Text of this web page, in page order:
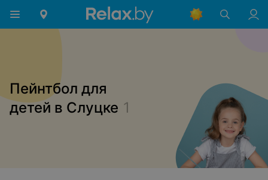
Пейнтбол для
детей в Слуцке 1